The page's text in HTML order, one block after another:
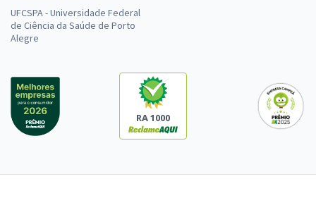
UFCSPA - Universidade Federal
de Ciência da Saúde de Porto
Alegre
RA 1000